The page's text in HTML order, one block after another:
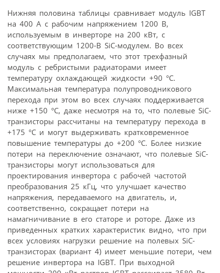
Нижняя половина таблицы сравнивает модуль IGBT
на 400 А с рабочим напряжением 1200 В,
используемым в инверторе на 200 кВт, с
соответствующим 1200-В SiC-модулем. Во всех
случаях мы предполагаем, что этот трехфазный
модуль с ребристыми радиаторами имеет
температуру охлаждающей жидкости +90 °C.
Максимальная температура полупроводникового
перехода при этом во всех случаях поддерживается
ниже +150 °C, даже несмотря на то, что полевые SiC-
транзисторы рассчитаны на температуру перехода в
+175 °C и могут выдерживать кратковременное
повышение температуры до +200 °C. Более низкие
потери на переключение означают, что полевые SiC-
транзисторы могут использоваться для
проектирования инвертора с рабочей частотой
преобразования 25 кГц, что улучшает качество
напряжения, передаваемого на двигатель, и,
соответственно, сокращает потери на
намагничивание в его статоре и роторе. Даже из
приведенных кратких характеристик видно, что при
всех условиях нагрузки решение на полевых SiC-
транзисторах (вариант 4) имеет меньшие потери, чем
решение инвертора на IGBT. При выходной